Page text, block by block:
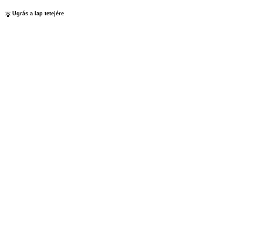
Ugrás a lap tetejére